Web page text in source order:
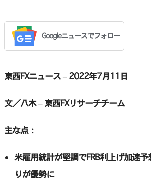
Googleニュースでフォロー
東西FXニュース – 2022年7月11日
文／八木 – 東西FXリサーチチーム
主な点：
米雇用統計が堅調でFRB利上げ加速
りが優勢に